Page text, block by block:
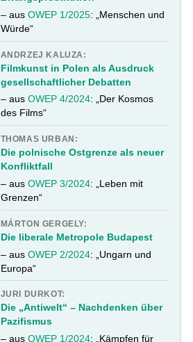
– aus OWEP 1/2025: „Menschen und
Würde“
ANDRZEJ KALUZA:
Filmkunst in Polen als Ausdruck
gesellschaftlicher Debatten
– aus OWEP 4/2024: „Der Kosmos
des Films“
THOMAS URBAN:
Die polnische Ostgrenze als neuer
Konfliktfall
– aus OWEP 3/2024: „Leben mit
Grenzen“
MÁRTON GERGELY:
Die liberale Metropole Budapest
– aus OWEP 2/2024: „Ungarn und
Europa“
JURI DURKOT:
Die „Antiwelt“ – Nachdenken über
Pazifismus
– aus OWEP 1/2024: „Kämpfen für